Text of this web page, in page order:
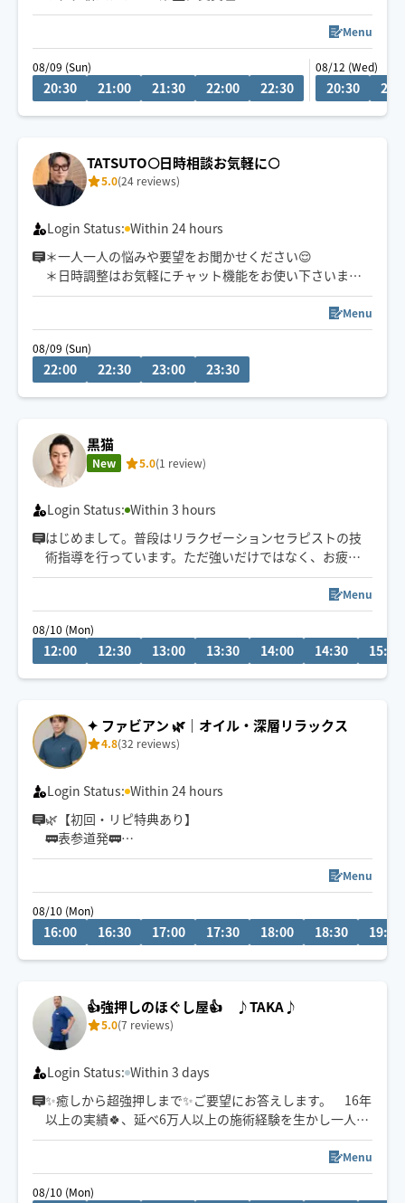
＠南関東エリア(東京・千葉・埼玉・神奈川)
✔️アロマオイル/ボディ・フットケア/ヘッドスパ
【安心】多数資格持ちの僕の手で癒します👍🏻✨
某サロン技術認定資格 など
Menu
08/09 (Sun)
20:30 21:00 21:30 22:00 22:30
08/12 (Wed)
20:30
TATSUTO🌕日時相談お気軽に🌕
5.0(24 reviews)
Login Status: Within 24 hours
＊一人一人の悩みや要望をお聞かせください😌
＊日時調整はお気軽にチャット機能をお使い下さいま
せ。
セラピスト到着前にゆっくりとご入浴して頂くことをお
願いしております😌
Menu
08/09 (Sun)
22:00 22:30 23:00 23:30
黒猫
New 5.0(1 review)
Login Status: Within 3 hours
はじめまして。普段はリラクゼーションセラピストの技
術指導を行っています。ただ強いだけではなく、お疲れ
の箇所を中心に、ゆっくり深く、痛気持ちいい圧で丁寧
にほぐします。お客様が安心して過ごせる時間を大切に
しています。初めての方にも「頼んで良かった」「また
お願いしたい」と思っていただける施術を心がけていま
す。毎日頑張るお身体を、ぜひ一度お任せください。
Menu
08/10 (Mon)
12:00 12:30 13:00 13:30 14:00 14:30 15:00
✦ ファビアン 🌿｜オイル・深層リラックス
4.8(32 reviews)
Login Status: Within 24 hours
🌿【初回・リピ特典あり】
🚃表参道発🚃
『頭が静かになり、深く休めるオイルケア』
強く深層部に届かせることや、呼吸や神経のリズムを大
切にし、心と身体が自然にゆるんでいくケアを心がけて
います。
「頭が静かになる」「安心して任せられる」と言ってい
Menu
08/10 (Mon)
16:00 16:30 17:00 17:30 18:00 18:30 19:00
👍強押しのほぐし屋👍 ♪TAKA♪
5.0(7 reviews)
Login Status: Within 3 days
✨癒しから超強押しまで✨ご要望にお答えします。 16年
以上の実績🍀、延べ6万人以上の施術経験を生かし一人一
人に合った施術をやらせて頂いてます。👏🏻
ぜひ一度お試しください。
Menu
08/10 (Mon)